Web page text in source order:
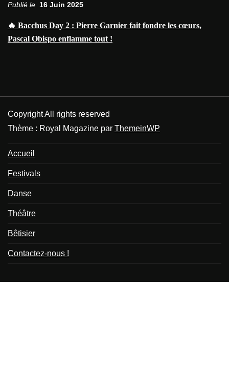
Publié le 16 Juin 2025
🔥 Bacchus Day 2 : Pierre Garnier fait fondre les cœurs,
Pascal Obispo enflamme tout !
Copyright All rights reserved
Thème : Royal Magazine par ThemeinWP
Accueil
Festivals
Danse
Théâtre
Bêtisier
Contactez-nous !